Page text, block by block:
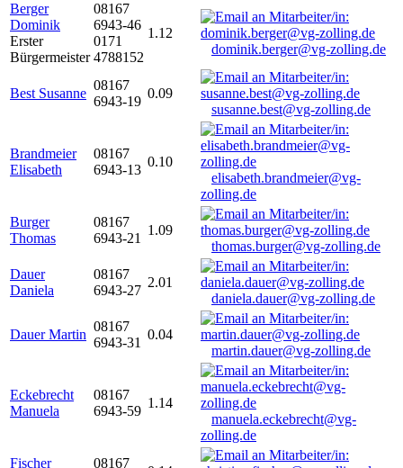
Berger
Dominik
Erster
Bürgermeister
08167
6943-46
0171
4788152
1.12
dominik.berger@vg-zolling.de
Best Susanne
08167
6943-19
0.09
susanne.best@vg-zolling.de
Brandmeier
Elisabeth
08167
6943-13
0.10
elisabeth.brandmeier@vg-
zolling.de
Burger
Thomas
08167
6943-21
1.09
thomas.burger@vg-zolling.de
Dauer
Daniela
08167
6943-27
2.01
daniela.dauer@vg-zolling.de
Dauer Martin
08167
6943-31
0.04
martin.dauer@vg-zolling.de
Eckebrecht
Manuela
08167
6943-59
1.14
manuela.eckebrecht@vg-
zolling.de
Fischer
08167